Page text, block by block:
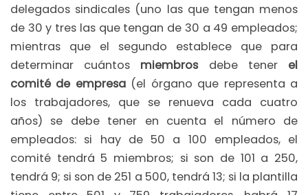
delegados sindicales (uno las que tengan menos
de 30 y tres las que tengan de 30 a 49 empleados;
mientras que el segundo establece que para
determinar cuántos miembros debe tener el
comité de empresa(el órgano que representa a
los trabajadores, que se renueva cada cuatro
años) se debe tener en cuenta el número de
empleados: si hay de 50 a 100 empleados, el
comité tendrá 5 miembros; si son de 101 a 250,
tendrá 9; si son de 251 a 500, tendrá 13; si la plantilla